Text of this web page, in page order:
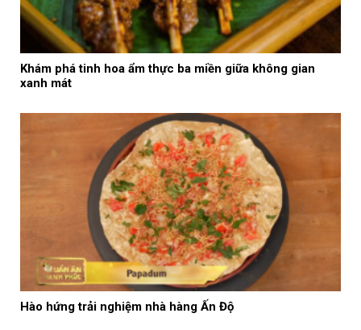
Khám phá tinh hoa ẩm thực ba miền giữa không gian
xanh mát
Hào hứng trải nghiệm nhà hàng Ấn Độ